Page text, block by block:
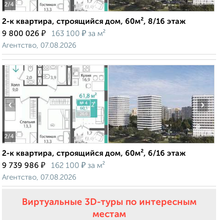
2/4
2-к квартира, строящийся дом, 60м², 8/16 этаж
9 800 026 ₽ 163 100 ₽ за м²
Агентство, 07.08.2026
2/4
‹ ›
2-к квартира, строящийся дом, 60м², 6/16 этаж
9 739 986 ₽ 162 100 ₽ за м²
Агентство, 07.08.2026
Виртуальные 3D-туры по интересным
местам